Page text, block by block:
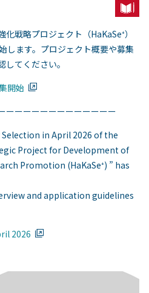
戦略プロジェクト（HaKaSe⁺）
します。プロジェクト概要や募集
てください。
開始
ーーーーーーーーーーーーー
in April 2026 of the
Project for Development of
Promotion (HaKaSe⁺) ” has
and application guidelines
2026